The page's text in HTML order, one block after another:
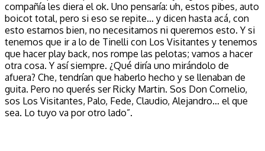
compañía les diera el ok. Uno pensaría: uh, estos pibes, auto
boicot total, pero si eso se repite… y dicen hasta acá, con
esto estamos bien, no necesitamos ni queremos esto. Y si
tenemos que ir a lo de Tinelli con Los Visitantes y tenemos
que hacer play back, nos rompe las pelotas; vamos a hacer
otra cosa. Y así siempre. ¿Qué diría uno mirándolo de
afuera? Che, tendrían que haberlo hecho y se llenaban de
guita. Pero no querés ser Ricky Martin. Sos Don Cornelio,
sos Los Visitantes, Palo, Fede, Claudio, Alejandro… el que
sea. Lo tuyo va por otro lado”.